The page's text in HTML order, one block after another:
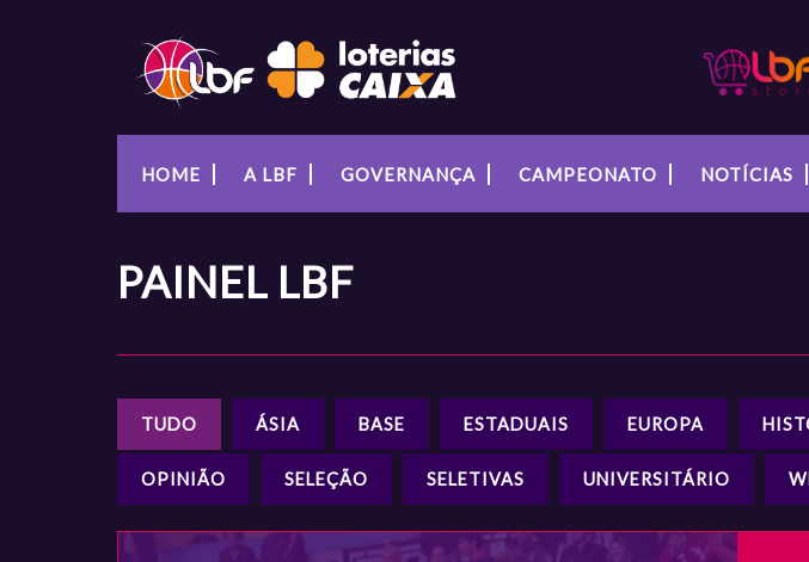
HOME A LBF GOVERNANÇA CAMPEONATO NOTÍCIAS
PAINEL LBF
TUDO ÁSIA BASE ESTADUAIS EUROPA
OPINIÃO SELEÇÃO SELETIVAS UNIVERSITÁRIO